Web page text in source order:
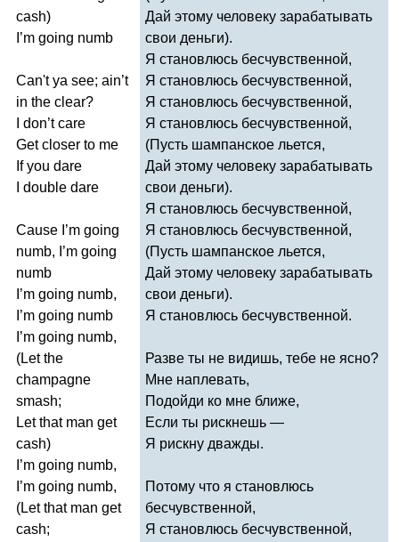
cash)
’m going numb
Can't ya see; ain’t
in the clear?
don’t care
Get closer to me
If you dare
double dare
Cause ’m going
numb, ’m going
numb
’m going numb,
’m going numb
’m going numb,
(Let the
champagne
smash;
Let that man get
cash)
’m going numb,
’m going numb,
(Let that man get
cash;
Дай этому человеку зарабатывать
свои деньги).
Я становлюсь бесчувственной,
Я становлюсь бесчувственной,
Я становлюсь бесчувственной,
Я становлюсь бесчувственной,
(Пусть шампанское льется,
Дай этому человеку зарабатывать
свои деньги).
Я становлюсь бесчувственной,
Я становлюсь бесчувственной,
(Пусть шампанское льется,
Дай этому человеку зарабатывать
свои деньги).
Я становлюсь бесчувственной.
Разве ты не видишь, тебе не ясно?
Мне наплевать,
Подойди ко мне ближе,
Если ты рискнешь —
Я рискну дважды.
Потому что я становлюсь
бесчувственной,
Я становлюсь бесчувственной,